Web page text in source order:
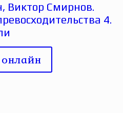
Виктор Смирнов.
4.